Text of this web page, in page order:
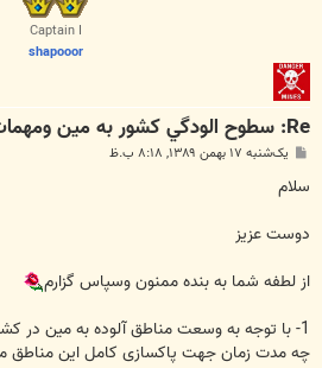
Captain I
shapooor
Re: سطوح الودگي كشور به مين ومهمات عمل نكرده
ت
یک‌شنبه ۱۷ بهمن ۱۳۸۹, ۸:۱۸ ب.ظ
سلام
دوست عزیز
از لطفه شما به بنده ممنون وسپاس گزارم
1- با توجه به وسعت مناطق آلوده به مین در
چه مدت زمان جهت پاکسازی کامل این مناطق